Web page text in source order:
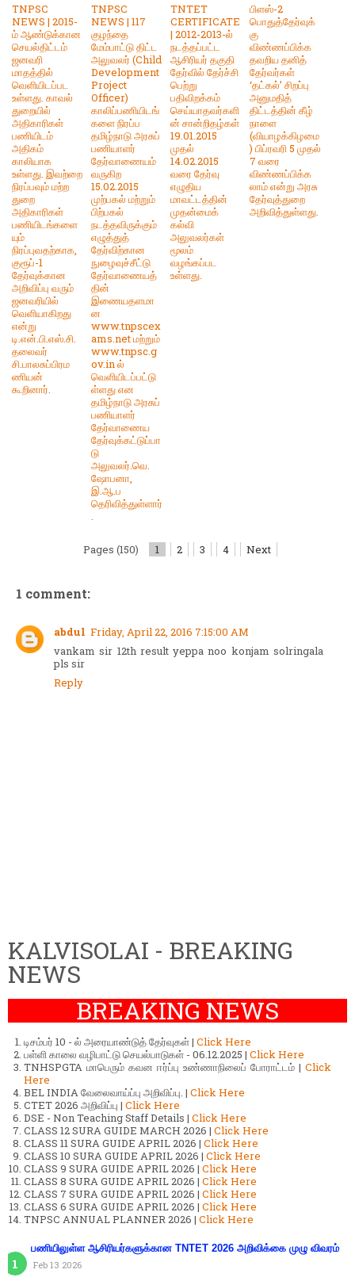
TNPSC
NEWS | 2015-
ம் ஆண்டுக்கான
செயல்திட்டம்
ஜனவரி
மாதத்தில்
வெளியிடப்பட
உள்ளது. காவல்
துறையில்
அதிகாரிகள்
பணியிடம்
அதிகம்
காலியாக
உள்ளது. இவற்றை
நிரப்பவும் மற்ற
துறை
அதிகாரிகள்
பணியிடங்களை
யும்
நிரப்புவதற்காக,
குரூப்-1
தேர்வுக்கான
அறிவிப்பு வரும்
ஜனவரியில்
வெளியாகிறது
என்று
டி.என்.பி.எஸ்.சி.
தலைவர்
சி.பாலசுப்பிரம
ணியன்
கூறினார்.
TNPSC
NEWS | 117
குழந்தை
மேம்பாட்டு திட்ட
அலுவலர் (Child
Development
Project
Officer)
காலிப்பணியிடங்
களை நிரப்ப
தமிழ்நாடு அரசுப்
பணியாளர்
தேர்வாணையம்
வருகிற
15.02.2015
முற்பகல் மற்றும்
பிற்பகல்
நடத்தவிருக்கும்
எழுத்துத்
தேர்விற்கான
நுழைவுச்சீட்டு
தேர்வாணையத்
தின்
இணையதளமா
ன
www.tnpscex
ams.net மற்றும்
www.tnpsc.g
ov.in ல்
வெளியிடப்பட்டு
ள்ளது என
தமிழ்நாடு அரசுப்
பணியாளர்
தேர்வாணைய
தேர்வுக்கட்டுப்பா
டு
அலுவலர்.வெ.
ஷோபனா,
இ.ஆ.ப
தெரிவித்துள்ளார்
.
TNTET
CERTIFICATE
| 2012-2013-ல்
நடத்தப்பட்ட
ஆசிரியர் தகுதி
தேர்வில் தேர்ச்சி
பெற்று
பதிவிறக்கம்
செய்யாதவர்களி
ன் சான்றிதழ்கள்
19.01.2015
முதல்
14.02.2015
வரை தேர்வு
எழுதிய
மாவட்டத்தின்
முதன்மைக்
கல்வி
அலுவலர்கள்
மூலம்
வழங்கப்பட
உள்ளது.
பிளஸ்-2
பொதுத்தேர்வுக்
கு
விண்ணப்பிக்க
தவறிய தனித்
தேர்வர்கள்
‘தட்கல்’ சிறப்பு
அனுமதித்
திட்டத்தின் கீழ்
நாளை
(வியாழக்கிழமை
) பிப்ரவரி 5 முதல்
7 வரை
விண்ணப்பிக்க
லாம் என்று அரசு
தேர்வுத்துறை
அறிவித்துள்ளது.
Pages (150) 1 2 3 4 Next
1 comment:
abdul Friday, April 22, 2016 7:15:00 AM
vankam sir 12th result yeppa noo konjam solringala
pls sir
Reply
KALVISOLAI - BREAKING
NEWS
BREAKING NEWS
டிசம்பர் 10 - ல் அரையாண்டுத் தேர்வுகள் | Click Here
பள்ளி காலை வழிபாட்டு செயல்பாடுகள் - 06.12.2025 | Click Here
TNHSPGTA மாபெரும் கவன ஈர்ப்பு உண்ணாநிலைப் போராட்டம் | Click
Here
BEL INDIA வேலைவாய்ப்பு அறிவிப்பு. | Click Here
CTET 2026 அறிவிப்பு | Click Here
DSE - Non Teaching Staff Details | Click Here
CLASS 12 SURA GUIDE MARCH 2026 | Click Here
CLASS 11 SURA GUIDE APRIL 2026 | Click Here
CLASS 10 SURA GUIDE APRIL 2026 | Click Here
CLASS 9 SURA GUIDE APRIL 2026 | Click Here
CLASS 8 SURA GUIDE APRIL 2026 | Click Here
CLASS 7 SURA GUIDE APRIL 2026 | Click Here
CLASS 6 SURA GUIDE APRIL 2026 | Click Here
TNPSC ANNUAL PLANNER 2026 | Click Here
பணியிலுள்ள ஆசிரியர்களுக்கான TNTET 2026 அறிவிக்கை முழு விவரம்
Feb 13 2026